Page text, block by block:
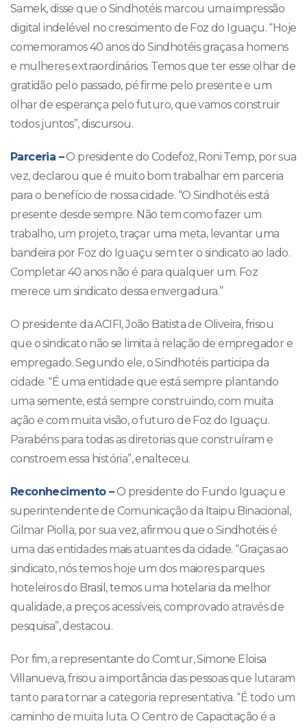
Samek, disse que o Sindhotéis marcou uma impressão
digital indelével no crescimento de Foz do Iguaçu. “Hoje
comemoramos 40 anos do Sindhotéis graças a homens
e mulheres extraordinários. Temos que ter esse olhar de
gratidão pelo passado, pé firme pelo presente e um
olhar de esperança pelo futuro, que vamos construir
todos juntos”, discursou.
Parceria –O presidente do Codefoz, Roni Temp, por sua
vez, declarou que é muito bom trabalhar em parceria
para o benefício de nossa cidade. “O Sindhotéis está
presente desde sempre. Não tem como fazer um
trabalho, um projeto, traçar uma meta, levantar uma
bandeira por Foz do Iguaçu sem ter o sindicato ao lado.
Completar 40 anos não é para qualquer um. Foz
merece um sindicato dessa envergadura.”
O presidente da ACIFI, João Batista de Oliveira, frisou
que o sindicato não se limita à relação de empregador e
empregado. Segundo ele, o Sindhotéis participa da
cidade. “É uma entidade que está sempre plantando
uma semente, está sempre construindo, com muita
ação e com muita visão, o futuro de Foz do Iguaçu.
Parabéns para todas as diretorias que construíram e
constroem essa história”, enalteceu.
Reconhecimento –O presidente do Fundo Iguaçu e
superintendente de Comunicação da Itaipu Binacional,
Gilmar Piolla, por sua vez, afirmou que o Sindhotéis é
uma das entidades mais atuantes da cidade. “Graças ao
sindicato, nós temos hoje um dos maiores parques
hoteleiros do Brasil, temos uma hotelaria da melhor
qualidade, a preços acessíveis, comprovado através de
pesquisa”, destacou.
Por fim, a representante do Comtur, Simone Eloisa
Villanueva, frisou a importância das pessoas que lutaram
tanto para tornar a categoria representativa. “É todo um
caminho de muita luta. O Centro de Capacitação é a